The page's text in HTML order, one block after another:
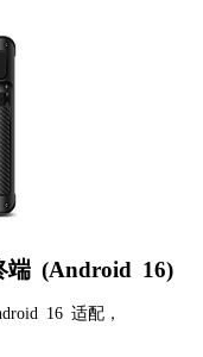
(Android 16)
16 适配，